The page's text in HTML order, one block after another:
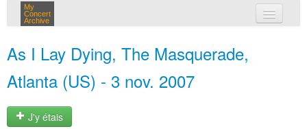
My
Concert
Archive
As I Lay Dying, The Masquerade,
Atlanta (US) - 3 nov. 2007
J'y étais